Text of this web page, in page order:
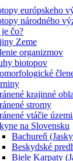
európskeho
národného
čo?
Zeme
organizmov
biotopov
krajinné
stromy
vtáčie
na Slovensku
Bachureň
Beskydské
Biele Karpaty